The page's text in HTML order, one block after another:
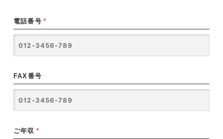
電話番号 *
FAX番号
ご年収 *